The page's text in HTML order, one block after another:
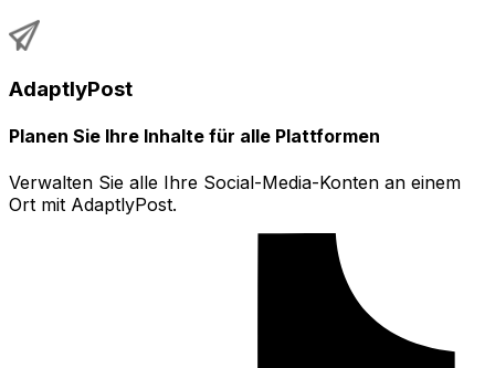
AdaptlyPost
Planen Sie Ihre Inhalte für alle Plattformen
Verwalten Sie alle Ihre Social-Media-Konten an einem
Ort mit AdaptlyPost.